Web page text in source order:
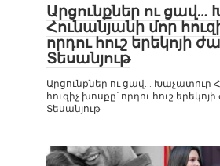
Արցունքներ ու
Հունանյանի մոր
որդու հուշ երեկոյի
Տեսանյութ
Արցունքներ ու ցավ… Խաչատուր
հուզիչ խոսքը՝ որդու հուշ
Տեսանյութ